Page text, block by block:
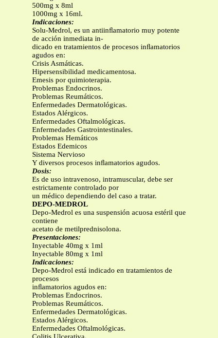
500mg x 8ml
1000mg x 16ml.
Indicaciones:
Solu-Medrol, es un antiinﬂamatorio muy potente
de acción inmediata in-
dicado en tratamientos de procesos inﬂamatorios
agudos en:
Crisis Asmáticas.
Hipersensibilidad medicamentosa.
Emesis por quimioterapia.
Problemas Endocrinos.
Problemas Reumáticos.
Enfermedades Dermatológicas.
Estados Alérgicos.
Enfermedades Oftalmológicas.
Enfermedades Gastrointestinales.
Problemas Hemáticos
Estados Edemicos
Sistema Nervioso
Y diversos procesos inﬂamatorios agudos.
Dosis:
Es de uso intravenoso, intramuscular, debe ser
estrictamente controlado por
un médico dependiendo del caso a tratar.
DEPO-MEDROL
Depo-Medrol es una suspensión acuosa estéril que
contiene
acetato de metilprednisolona.
Presentaciones:
Inyectable 40mg x 1ml
Inyectable 80mg x 1ml
Indicaciones:
Depo-Medrol está indicado en tratamientos de
procesos
inﬂamatorios agudos en:
Problemas Endocrinos.
Problemas Reumáticos.
Enfermedades Dermatológicas.
Estados Alérgicos.
Enfermedades Oftalmológicas.